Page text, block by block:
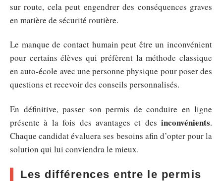
sur route, cela peut engendrer des conséquences graves
en matière de sécurité routière.
Le manque de contact humain peut être un inconvénient
pour certains élèves qui préfèrent la méthode classique
en auto-école avec une personne physique pour poser des
questions et recevoir des conseils personnalisés.
En définitive, passer son permis de conduire en ligne
présente à la fois des avantages et des inconvénients.
Chaque candidat évaluera ses besoins afin d’opter pour la
solution qui lui conviendra le mieux.
Les différences entre le permis